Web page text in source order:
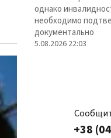
однако
необходимо
документально
5.08.2026 22:03
+38